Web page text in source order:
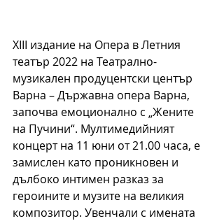
XIII издание на Опера в Летния
театър 2022 на Театрално-
музикален продуцентски център
Варна – Държавна опера Варна,
започва емоционално с „Жените
на Пучини“. Мултимедийният
концерт на 11 юни от 21.00 часа, е
замислен като проникновен и
дълбоко интимен разказ за
героините и музите на великия
композитор. Увенчали с имената